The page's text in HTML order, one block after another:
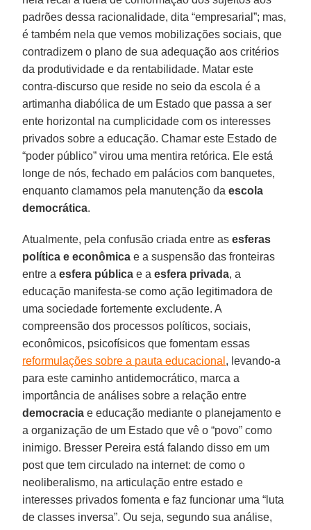
padrões dessa racionalidade, dita “empresarial”; mas,
é também nela que vemos mobilizações sociais, que
contradizem o plano de sua adequação aos critérios
da produtividade e da rentabilidade. Matar este
contra-discurso que reside no seio da escola é a
artimanha diabólica de um Estado que passa a ser
ente horizontal na cumplicidade com os interesses
privados sobre a educação. Chamar este Estado de
“poder público” virou uma mentira retórica. Ele está
longe de nós, fechado em palácios com banquetes,
enquanto clamamos pela manutenção daescola
democrática.
Atualmente, pela confusão criada entre asesferas
política e econômica e a suspensão das fronteiras
entre a esfera pública e aesfera privada, a
educação manifesta-se como ação legitimadora de
uma sociedade fortemente excludente. A
compreensão dos processos políticos, sociais,
econômicos, psicofísicos que fomentam essas
reformulações sobre a pauta educacional , levando-a
para este caminho antidemocrático, marca a
importância de análises sobre a relação entre
democracia e educação mediante o planejamento e
a organização de um Estado que vê o “povo” como
inimigo. Bresser Pereira está falando disso em um
post que tem circulado na internet: de como o
neoliberalismo, na articulação entre estado e
interesses privados fomenta e faz funcionar uma “luta
de classes inversa”. Ou seja, segundo sua análise,